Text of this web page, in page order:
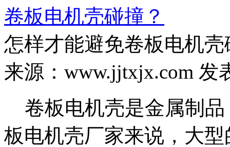
卷板电机壳碰撞？
怎样才能避免卷板电机壳
来源：www.jjtxjx.com 发
卷板电机壳是金属制品
板电机壳厂家来说，大